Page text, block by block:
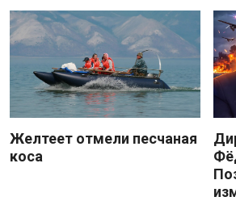
Желтеет отмели песчаная
коса